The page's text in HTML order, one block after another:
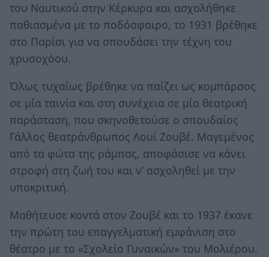
του Ναυτικού στην Κέρκυρα και ασχολήθηκε
παθιασμένα με το ποδόσφαιρο, το 1931 βρέθηκε
στο Παρίσι για να σπουδάσει την τέχνη του
χρυσοχόου.
Όλως τυχαίως βρέθηκε να παίζει ως κομπάρσος
σε μία ταινία και στη συνέχεια σε μία θεατρική
παράσταση, που σκηνοθετούσε ο σπουδαίος
Γάλλος θεατράνθρωπος Λουί Ζουβέ. Μαγεμένος
από τα φώτα της ράμπας, αποφάσισε να κάνει
στροφή στη ζωή του και ν’ ασχοληθεί με την
υποκριτική.
Μαθήτευσε κοντά στον Ζουβέ και το 1937 έκανε
την πρώτη του επαγγελματική εμφάνιση στο
θέατρο με το «Σχολείο Γυναικών» του Μολιέρου.